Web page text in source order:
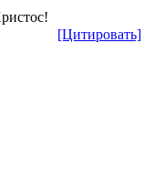
[Цитировать]